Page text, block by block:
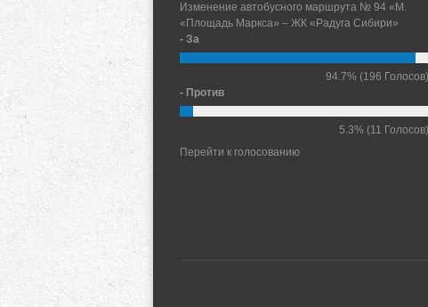
Изменение автобусного маршрута № 94 «М.
«Площадь Маркса» – ЖК «Радуга Сибири»
- За
94.7% (196 Голосов)
- Против
5.3% (11 Голосов)
Перейти к голосованию